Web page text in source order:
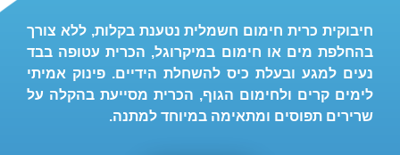
חיבוקית כרית חימום חשמלית נטענת בקלות, ללא צורך
בהחלפת מים או חימום במיקרוגל, הכרית עטופה בבד
נעים למגע ובעלת כיס להשחלת הידיים. פינוק אמיתי
לימים קרים ולחימום הגוף, הכרית מסייעת בהקלה על
שרירים תפוסים ומתאימה במיוחד למתנה.